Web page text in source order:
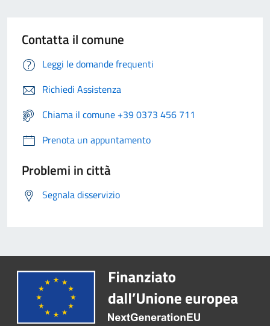
Contatta il comune
Leggi le domande frequenti
Richiedi Assistenza
Chiama il comune +39 0373 456 711
Prenota un appuntamento
Problemi in città
Segnala disservizio